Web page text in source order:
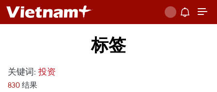
标签
关键词: 投资
830 结果